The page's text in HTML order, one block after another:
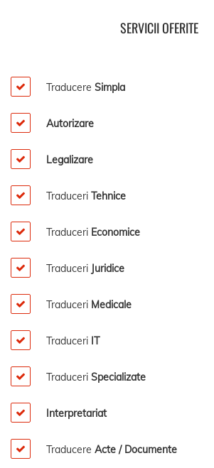
SERVICII OFERITE
Traducere Simpla
Autorizare
Legalizare
Traduceri Tehnice
Traduceri Economice
Traduceri Juridice
Traduceri Medicale
Traduceri IT
Traduceri Specializate
Interpretariat
Traducere Acte / Documente